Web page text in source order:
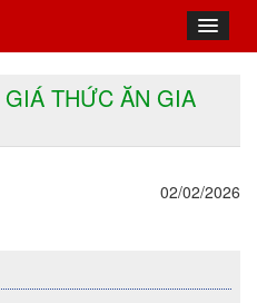
THỨC ĂN GIA
02/02/2026